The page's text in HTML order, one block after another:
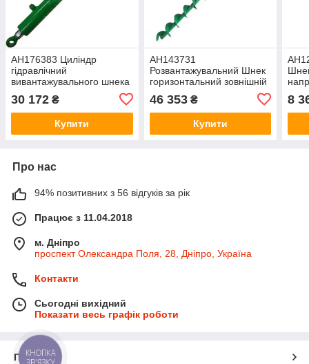
AH176383 Циліндр
гідравлічний
вивантажувального шнека
(AH145030) JD9500/9600
AH176383
30 172 ₴
Купити
AH143731
Розвантажувальний Шнек
горизонтальний зовнішній
AH132032/AH116107/AZ64107)
JD9500/9600 AH143731
46 353₴
Купити
8
Про нас
94% позитивних з 56 відгуків за рік
Працює з 11.04.2018
м. Дніпро
проспект Олександра Поля, 28, Дніпро, Україна
Контакти
Сьогодні вихідний
Показати весь графік роботи
Про нас
КНОПКА
ЗВ'ЯЗКУ